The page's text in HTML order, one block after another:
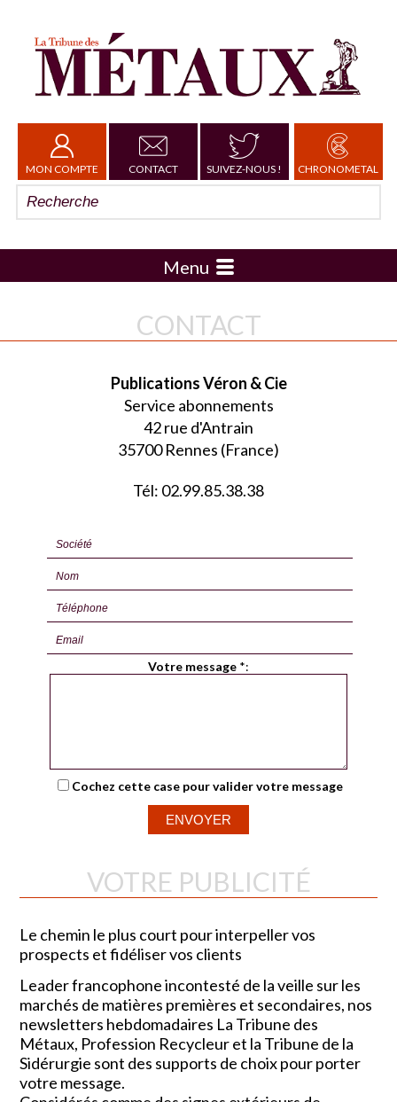
MON COMPTE CONTACT SUIVEZ-NOUS ! CHRONOMETAL
Menu
CONTACT
Publications Véron & Cie
Service abonnements
42 rue d'Antrain
35700 Rennes (France)
Tél: 02.99.85.38.38
Votre message *:
Cochez cette case pour valider votre message
VOTRE PUBLICITÉ
Le chemin le plus court pour interpeller vos
prospects et fidéliser vos clients
Leader francophone incontesté de la veille sur les
marchés de matières premières et secondaires, nos
newsletters hebdomadaires La Tribune des
Métaux, Profession Recycleur et la Tribune de la
Sidérurgie sont des supports de choix pour porter
votre message.